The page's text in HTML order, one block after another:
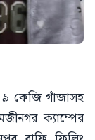
৯ কেজি গাঁজাসহ
ক্যাম্পের